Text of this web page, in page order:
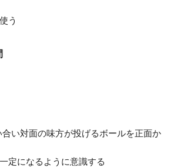
う
合い対面の味方が投げるボールを正面か
定になるように意識する